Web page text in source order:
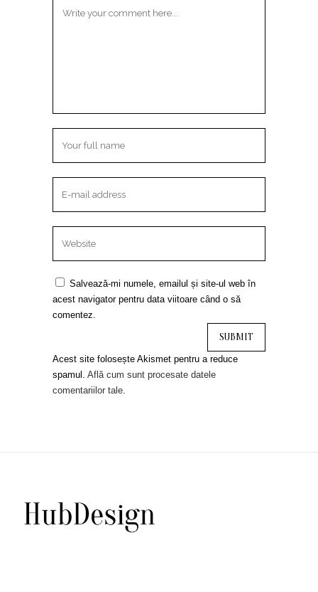
Salvează-mi numele, emailul și site-ul web în
acest navigator pentru data viitoare când o să
comentez.
Acest site folosește Akismet pentru a reduce
spamul. Află cum sunt procesate datele
comentariilor tale.